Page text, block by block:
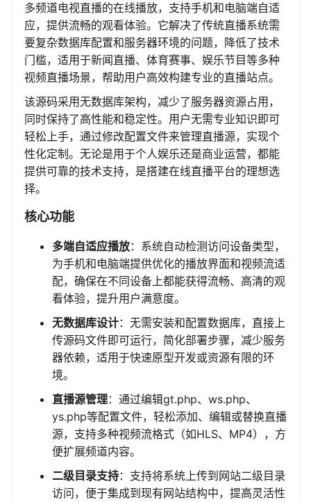
多频道电视直播的在线播放，支持手机和电脑端自适
应，提供流畅的观看体验。它解决了传统直播系统需
要复杂数据库配置和服务器环境的问题，降低了技术
门槛，适用于新闻直播、体育赛事、娱乐节目等多种
视频直播场景，帮助用户高效构建专业的直播站点。
该源码采用无数据库架构，减少了服务器资源占用，
同时保持了高性能和稳定性。用户无需专业知识即可
轻松上手，通过修改配置文件来管理直播源，实现个
性化定制。无论是用于个人娱乐还是商业运营，都能
提供可靠的技术支持，是搭建在线直播平台的理想选
择。
核心功能
多端自适应播放：系统自动检测访问设备类型，
为手机和电脑端提供优化的播放界面和视频流适
配，确保在不同设备上都能获得流畅、高清的观
看体验，提升用户满意度。
无数据库设计：无需安装和配置数据库，直接上
传源码文件即可运行，简化部署步骤，减少服务
器依赖，适用于快速原型开发或资源有限的环
境。
直播源管理：通过编辑gt.php、ws.php、
ys.php等配置文件，轻松添加、编辑或替换直播
源，支持多种视频流格式（如HLS、MP4），方
便扩展频道内容。
二级目录支持：支持将系统上传到网站二级目录
访问，便于集成到现有网站结构中，提高灵活性